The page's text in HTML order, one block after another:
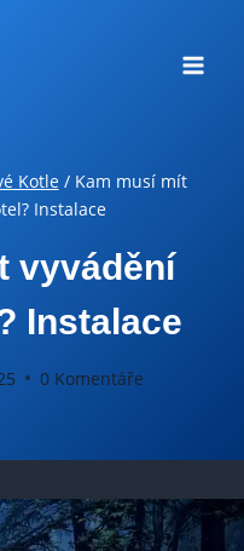
Kotle / Kam musí mít
Instalace
vyvádění
Instalace
0 Komentáře